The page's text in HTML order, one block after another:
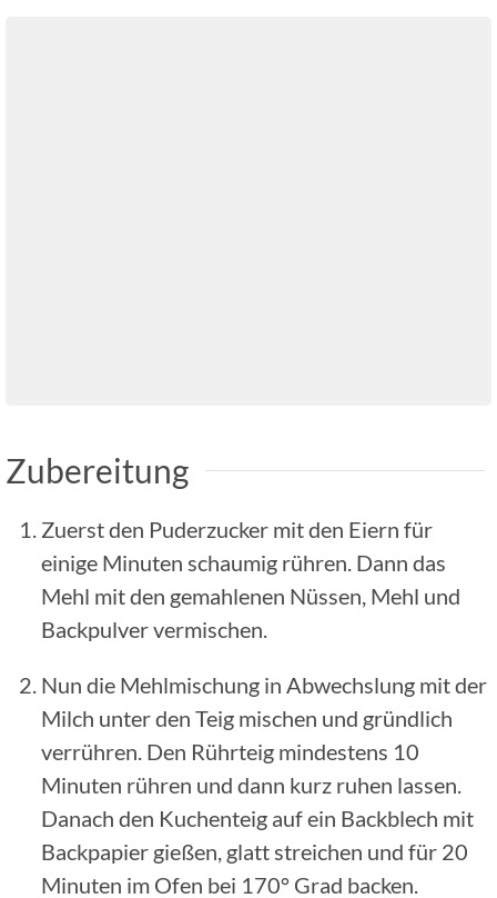
Zubereitung
Zuerst den Puderzucker mit den Eiern für
einige Minuten schaumig rühren. Dann das
Mehl mit den gemahlenen Nüssen, Mehl und
Backpulver vermischen.
Nun die Mehlmischung in Abwechslung mit der
Milch unter den Teig mischen und gründlich
verrühren. Den Rührteig mindestens 10
Minuten rühren und dann kurz ruhen lassen.
Danach den Kuchenteig auf ein Backblech mit
Backpapier gießen, glatt streichen und für 20
Minuten im Ofen bei 170° Grad backen.